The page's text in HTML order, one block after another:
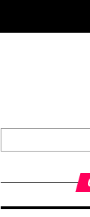
Buscar